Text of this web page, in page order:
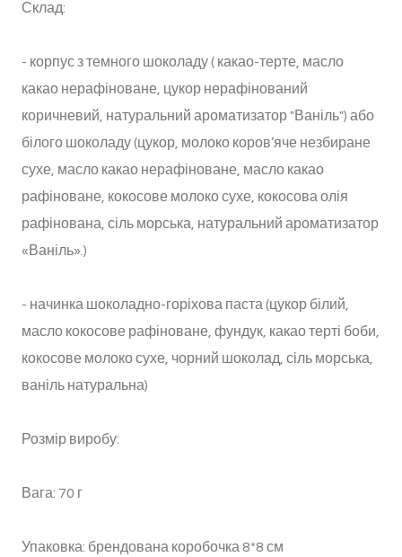
Склад:
- корпус з темного шоколаду ( какао-терте, масло
какао нерафіноване, цукор нерафінований
коричневий, натуральний ароматизатор "Ваніль") або
білого шоколаду (цукор, молоко коров’яче незбиране
сухе, масло какао нерафіноване, масло какао
рафіноване, кокосове молоко сухе, кокосова олія
рафінована, сіль морська, натуральний ароматизатор
«Ваніль».)
- начинка шоколадно-горіхова паста (цукор білий,
масло кокосове рафіноване, фундук, какао терті боби,
кокосове молоко сухе, чорний шоколад, сіль морська,
ваніль натуральна)
Розмір виробу:
Вага: 70 г
Упаковка: брендована коробочка 8*8 см